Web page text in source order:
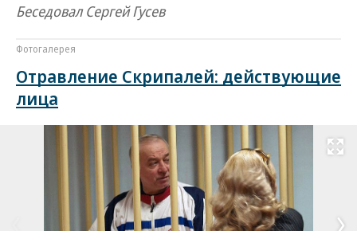
Беседовал Сергей Гусев
Фотогалерея
Отравление Скрипалей: действующие
лица
Развернуть